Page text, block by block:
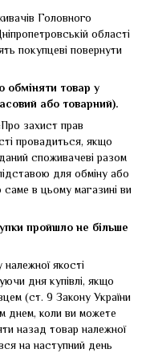
Головного
області
покупцеві повернути
товар у
або товарний).
захист прав
провадиться, якщо
споживачеві разом
для обміну або
в цьому магазині ви
пройшло не більше
якості
дня купівлі, якщо
(ст. 9 Закону України
днем, коли ви можете
назад товар належної
на наступний день